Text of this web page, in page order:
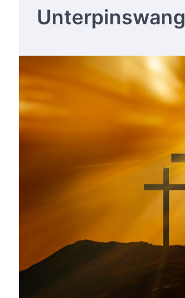
Unterpinswang